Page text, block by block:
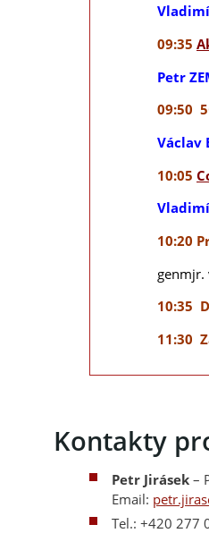
09:35
Petr
09:50
Václav
10:05
10:20
genmjr.
10:35
11:30
Kontakty
Petr Jirásek –
Email:
Tel.: +420 277